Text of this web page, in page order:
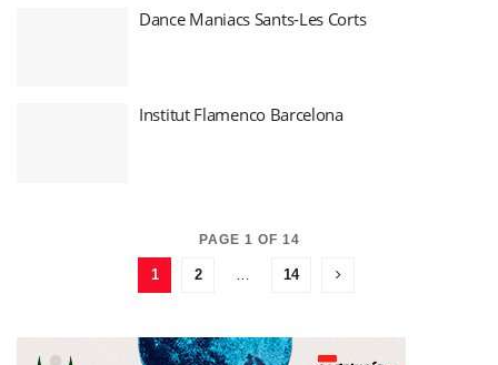
Dance Maniacs Sants-Les Corts
Institut Flamenco Barcelona
PAGE 1 OF 14
1 2 14